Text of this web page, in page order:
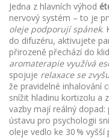
Jedna z hlavních výhod
nervový systém – to je
oleje podporují spánek.
do difuzéru, aktivujete
přirozeně přechází do
aromaterapie využívá
spojuje relaxace se
že pravidelné inhalování
snížit hladinu kortizolu a
vazby mají reálný
ústavu pro psychologii
oleje vedlo ke 30 %